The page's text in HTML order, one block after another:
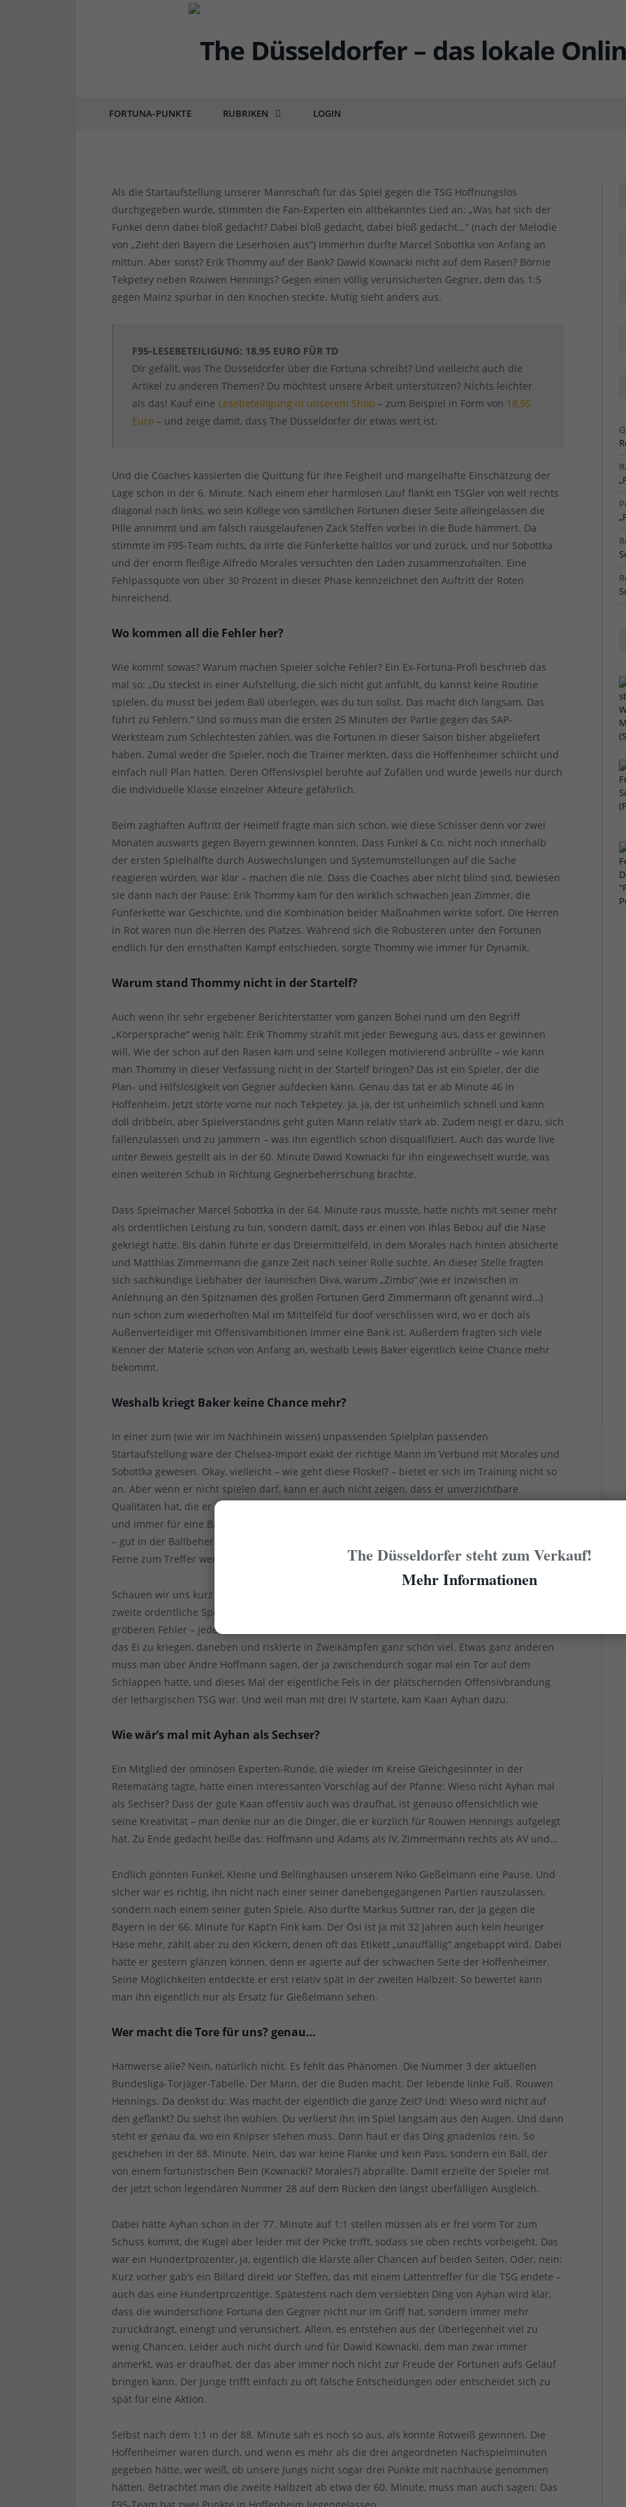
FORTUNA-PUNKTE RUBRIKEN LOGIN
Hoffenheim vs F95 1:1 – Zwei Punkte liegen
Als die Startaufstellung unserer Mannschaft für das Spiel gegen die TSG Hoffnungslos
durchgegeben wurde, stimmten die Fan-Experten ein altbekanntes Lied an: „Was hat sich der
Funkel denn dabei bloß gedacht? Dabei bloß gedacht, dabei bloß gedacht…“ (nach der Melodie
von „Zieht den Bayern die Leserhosen aus“) Immerhin durfte Marcel Sobottka von Anfang an
mittun. Aber sonst? Erik Thommy auf der Bank? Dawid Kownacki nicht auf dem Rasen? Börnie
Tekpetey neben Rouwen Hennings? Gegen einen völlig verunsicherten Gegner, dem das 1:5
gegen Mainz spürbar in den Knochen steckte. Mutig sieht anders aus.
F95-LESEBETEILIGUNG: 18,95 EURO FÜR TD
Dir gefällt, was The Düsseldorfer über die Fortuna schreibt? Und vielleicht auch die
Artikel zu anderen Themen? Du möchtest unsere Arbeit unterstützen? Nichts leichter
als das! Kauf eine Lesebeteiligung in unserem Shop – zum Beispiel in Form von 18,95
Euro – und zeige damit, dass The Düsseldorfer dir etwas wert ist.
Und die Coaches kassierten die Quittung für ihre Feigheit und mangelhafte Einschätzung der
Lage schon in der 6. Minute. Nach einem eher harmlosen Lauf flankt ein TSGler von weit rechts
diagonal nach links, wo sein Kollege von sämtlichen Fortunen dieser Seite alleingelassen die
Pille annimmt und am falsch rausgelaufenen Zack Steffen vorbei in die Bude hämmert. Da
stimmte im F95-Team nichts, da irrte die Fünferkette haltlos vor und zurück, und nur Sobottka
und der enorm fleißige Alfredo Morales versuchten den Laden zusammenzuhalten. Eine
Fehlpassquote von über 30 Prozent in dieser Phase kennzeichnet den Auftritt der Roten
hinreichend.
Wo kommen all die Fehler her?
Wie kommt sowas? Warum machen Spieler solche Fehler? Ein Ex-Fortuna-Profi beschrieb das
mal so: „Du steckst in einer Aufstellung, die sich nicht gut anfühlt, du kannst keine Routine
spielen, du musst bei jedem Ball überlegen, was du tun sollst. Das macht dich langsam. Das
führt zu Fehlern.“ Und so muss man die ersten 25 Minuten der Partie gegen das SAP-
Werksteam zum Schlechtesten zählen, was die Fortunen in dieser Saison bisher abgeliefert
haben. Zumal weder die Spieler, noch die Trainer merkten, dass die Hoffenheimer schlicht und
einfach null Plan hatten. Deren Offensivspiel beruhte auf Zufällen und wurde jeweils nur durch
die individuelle Klasse einzelner Akteure gefährlich.
Beim zaghaften Auftritt der Heimelf fragte man sich schon, wie diese Schisser denn vor zwei
Monaten auswärts gegen Bayern gewinnen konnten. Dass Funkel & Co. nicht noch innerhalb
der ersten Spielhälfte durch Auswechslungen und Systemumstellungen auf die Sache
reagieren würden, war klar – machen die nie. Dass die Coaches aber nicht blind sind, bewiesen
sie dann nach der Pause: Erik Thommy kam für den wirklich schwachen Jean Zimmer, die
Fünferkette war Geschichte, und die Kombination beider Maßnahmen wirkte sofort. Die Herren
in Rot waren nun die Herren des Platzes. Während sich die Robusteren unter den Fortunen
endlich für den ernsthaften Kampf entschieden, sorgte Thommy wie immer für Dynamik.
Warum stand Thommy nicht in der Startelf?
Auch wenn Ihr sehr ergebener Berichterstatter vom ganzen Bohei rund um den Begriff
„Körpersprache“ wenig hält: Erik Thommy strahlt mit jeder Bewegung aus, dass er gewinnen
will. Wie der schon auf den Rasen kam und seine Kollegen motivierend anbrüllte – wie kann
man Thommy in dieser Verfassung nicht in der Startelf bringen? Das ist ein Spieler, der die
Plan- und Hilfslosigkeit von Gegner aufdecken kann. Genau das tat er ab Minute 46 in
Hoffenheim. Jetzt störte vorne nur noch Tekpetey. Ja, ja, der ist unheimlich schnell und kann
doll dribbeln, aber Spielverständnis geht guten Mann relativ stark ab. Zudem neigt er dazu, sich
fallenzulassen und zu jammern – was ihn eigentlich schon disqualifiziert. Auch das wurde live
unter Beweis gestellt als in der 60. Minute Dawid Kownacki für ihn eingewechselt wurde, was
einen weiteren Schub in Richtung Gegnerbeherrschung brachte.
Dass Spielmacher Marcel Sobottka in der 64. Minute raus musste, hatte nichts mit seiner mehr
als ordentlichen Leistung zu tun, sondern damit, dass er einen von Ihlas Bebou auf die Nase
gekriegt hatte. Bis dahin führte er das Dreiermittelfeld, in dem Morales nach hinten absicherte
und Matthias Zimmermann die ganze Zeit nach seiner Rolle suchte. An dieser Stelle fragten
sich sachkundige Liebhaber der launischen Diva, warum „Zimbo“ (wie er inzwischen in
Anlehnung an den Spitznamen des großen Fortunen Gerd Zimmermann oft genannt wird…)
nun schon zum wiederholten Mal im Mittelfeld für doof verschlissen wird, wo er doch als
Außenverteidiger mit Offensivambitionen immer eine Bank ist. Außerdem fragten sich viele
Kenner der Materie schon von Anfang an, weshalb Lewis Baker eigentlich keine Chance mehr
bekommt.
Weshalb kriegt Baker keine Chance mehr?
In einer zum (wie wir im Nachhinein wissen) unpassenden Spielplan passenden
Startaufstellung wäre der Chelsea-Import exakt der richtige Mann im Verbund mit Morales und
Sobottka gewesen. Okay, vielleicht – wie geht diese Floskel? – bietet er sich im Training nicht so
an. Aber wenn er nicht spielen darf, kann er auch nicht zeigen, dass er unverzichtbare
Qualitäten hat, die er ja in der Partie gegen Bremen strahlend vorgeführt hat. Baker ist robust
und immer für eine Balleroberung im Fink’schen Stil gut, ist – volle Konzentration vorausgesetzt
– gut in der Ballbeherrschung und verfügt über einen satten Schuss, der auch mal aus der
Ferne zum Treffer werden kann.
Schauen wir uns kurz die Viererkette an. Kasim Adams absolvierte gegen seine Ex-Kollegen das
zweite ordentliche Spiel nacheinander, was ihm bedeutet: Er zappelte wenig und machte keine
gröberen Fehler – jedenfalls nach der 20. Minute. Zuvor haute er ein paar Mal beim Versuch,
das Ei zu kriegen, daneben und riskierte in Zweikämpfen ganz schön viel. Etwas ganz anderen
muss man über Andre Hoffmann sagen, der ja zwischendurch sogar mal ein Tor auf dem
Schlappen hatte, und dieses Mal der eigentliche Fels in der plätschernden Offensivbrandung
der lethargischen TSG war. Und weil man mit drei IV startete, kam Kaan Ayhan dazu.
Wie wär’s mal mit Ayhan als Sechser?
Ein Mitglied der ominösen Experten-Runde, die wieder im Kreise Gleichgesinnter in der
Retematäng tagte, hatte einen interessanten Vorschlag auf der Pfanne: Wieso nicht Ayhan mal
als Sechser? Dass der gute Kaan offensiv auch was draufhat, ist genauso offensichtlich wie
seine Kreativität – man denke nur an die Dinger, die er kürzlich für Rouwen Hennings aufgelegt
hat. Zu Ende gedacht heiße das: Hoffmann und Adams als IV, Zimmermann rechts als AV und…
Endlich gönnten Funkel, Kleine und Bellinghausen unserem Niko Gießelmann eine Pause. Und
sicher war es richtig, ihn nicht nach einer seiner danebengegangenen Partien rauszulassen,
sondern nach einem seiner guten Spiele. Also durfte Markus Suttner ran, der ja gegen die
Bayern in der 66. Minute für Käpt’n Fink kam. Der Ösi ist ja mit 32 Jahren auch kein heuriger
Hase mehr, zählt aber zu den Kickern, denen oft das Etikett „unauffällig“ angebappt wird. Dabei
hätte er gestern glänzen können, denn er agierte auf der schwachen Seite der Hoffenheimer.
Seine Möglichkeiten entdeckte er erst relativ spät in der zweiten Halbzeit. So bewertet kann
man ihn eigentlich nur als Ersatz für Gießelmann sehen.
Wer macht die Tore für uns? genau…
Hamwerse alle? Nein, natürlich nicht. Es fehlt das Phänomen. Die Nummer 3 der aktuellen
Bundesliga-Torjäger-Tabelle. Der Mann, der die Buden macht. Der lebende linke Fuß. Rouwen
Hennings. Da denkst du: Was macht der eigentlich die ganze Zeit? Und: Wieso wird nicht auf
den geflankt? Du siehst ihn wühlen. Du verlierst ihn im Spiel langsam aus den Augen. Und dann
steht er genau da, wo ein Knipser stehen muss. Dann haut er das Ding gnadenlos rein. So
geschehen in der 88. Minute. Nein, das war keine Flanke und kein Pass, sondern ein Ball, der
von einem fortunistischen Bein (Kownacki? Morales?) abprallte. Damit erzielte der Spieler mit
der jetzt schon legendären Nummer 28 auf dem Rücken den längst überfälligen Ausgleich.
Dabei hätte Ayhan schon in der 77. Minute auf 1:1 stellen müssen als er frei vorm Tor zum
Schuss kommt, die Kugel aber leider mit der Picke trifft, sodass sie oben rechts vorbeigeht. Das
war ein Hundertprozenter, ja, eigentlich die klarste aller Chancen auf beiden Seiten. Oder, nein:
Kurz vorher gab’s ein Billard direkt vor Steffen, das mit einem Lattentreffer für die TSG endete –
auch das eine Hundertprozentige. Spätestens nach dem versiebten Ding von Ayhan wird klar,
dass die wunderschöne Fortuna den Gegner nicht nur im Griff hat, sondern immer mehr
zurückdrängt, einengt und verunsichert. Allein, es entstehen aus der Überlegenheit viel zu
wenig Chancen. Leider auch nicht durch und für Dawid Kownacki, dem man zwar immer
anmerkt, was er draufhat, der das aber immer noch nicht zur Freude der Fortunen aufs Geläuf
bringen kann. Der Junge trifft einfach zu oft falsche Entscheidungen oder entscheidet sich zu
spät für eine Aktion.
Selbst nach dem 1:1 in der 88. Minute sah es noch so aus, als könnte Rotweiß gewinnen. Die
Hoffenheimer waren durch, und wenn es mehr als die drei angeordneten Nachspielminuten
gegeben hätte, wer weiß, ob unsere Jungs nicht sogar drei Punkte mit nachhause genommen
hätten. Betrachtet man die zweite Halbzeit ab etwa der 60. Minute, muss man auch sagen: Das
The Düsseldorfer steht zum Verkauf!
Mehr Informationen